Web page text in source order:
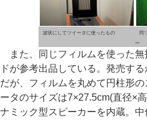
波状にしてツイータに使ったもの
同
ー
また、同じフィルムを使った無
ドが参考出品している。発売す
だが、フィルムを丸めて円柱形
ータのサイズは7×27.5cm(直径×
ナミック型スピーカーを内蔵。中